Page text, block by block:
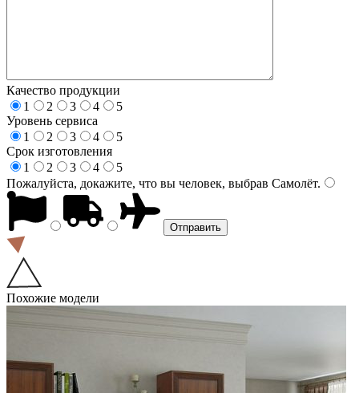
Качество продукции
1
2 3 4
5
Уровень сервиса
1
2 3 4
5
Срок изготовления
1
2 3 4
5
Пожалуйста, докажите, что вы человек, выбрав Самолёт.
Похожие модели